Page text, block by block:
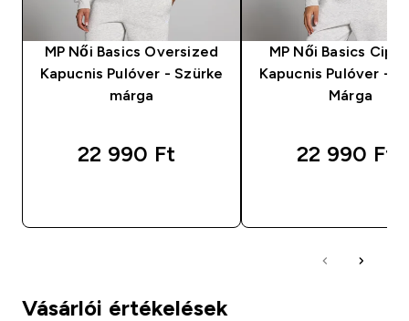
MP Női Basics Oversized
Kapucnis Pulóver - Szürke
márga
22 990 Ft‎
MP Női Basics
Kapucnis Pulóver -
Márga
22 990 Ft‎
Vásárlói értékelések